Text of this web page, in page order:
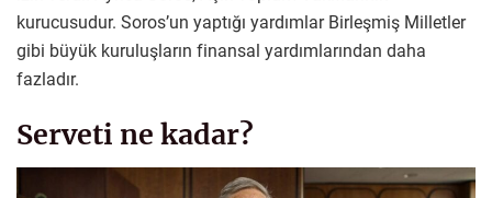
kurucusudur. Soros’un yaptığı yardımlar Birleşmiş Milletler
gibi büyük kuruluşların finansal yardımlarından daha
fazladır.
Serveti ne kadar?